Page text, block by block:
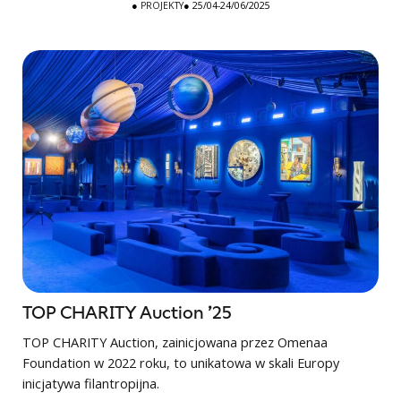
● PROJEKTY● 25/04-24/06/2025
TOP CHARITY Auction ’25
TOP CHARITY Auction, zainicjowana przez Omenaa
Foundation w 2022 roku, to unikatowa w skali Europy
inicjatywa filantropijna.